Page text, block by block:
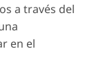
a través del
en el